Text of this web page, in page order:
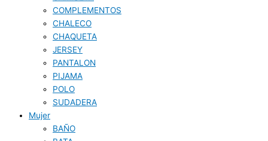
COMPLEMENTOS
CHALECO
CHAQUETA
JERSEY
PANTALON
PIJAMA
POLO
SUDADERA
Mujer
BAÑO